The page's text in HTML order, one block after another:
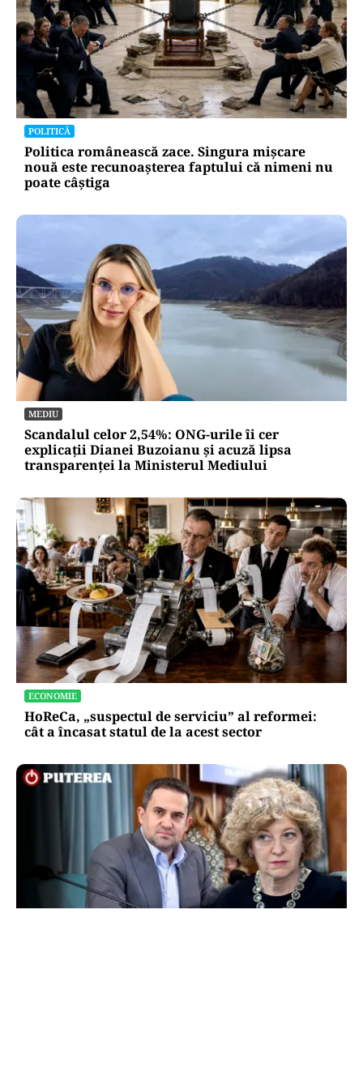
POLITICĂ
Politica românească zace. Singura mișcare
nouă este recunoașterea faptului că nimeni nu
poate câștiga
MEDIU
Scandalul celor 2,54%: ONG-urile îi cer
explicații Dianei Buzoianu și acuză lipsa
transparenței la Ministerul Mediului
ECONOMIE
HoReCa, „suspectul de serviciu” al reformei:
cât a încasat statul de la acest sector